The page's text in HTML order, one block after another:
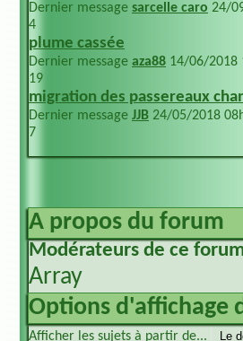
Dernier message sarcelle caro 24/
4
plume cassée
Dernier message aza88 14/06/2018
19
migration des passereaux
Dernier message JJB 24/05/2018
7
A propos du forum
Modérateurs de ce
Array
Options d'affichage
Afficher les sujets à partir de...